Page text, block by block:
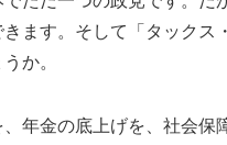
ます。そして「タック
か。
年金の底上げを、社会保